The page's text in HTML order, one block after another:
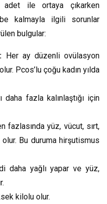
adet ile ortaya çıkarken
kalmayla ilgili sorunlar
bulgular:
Her ay düzenli ovülasyon
Pcos’lu çoğu kadın yılda
daha fazla kalınlaştığı için
fazlasında yüz, vücut, sırt,
Bu duruma hirşutismus
daha yağlı yapar ve yüz,
kilolu olur.